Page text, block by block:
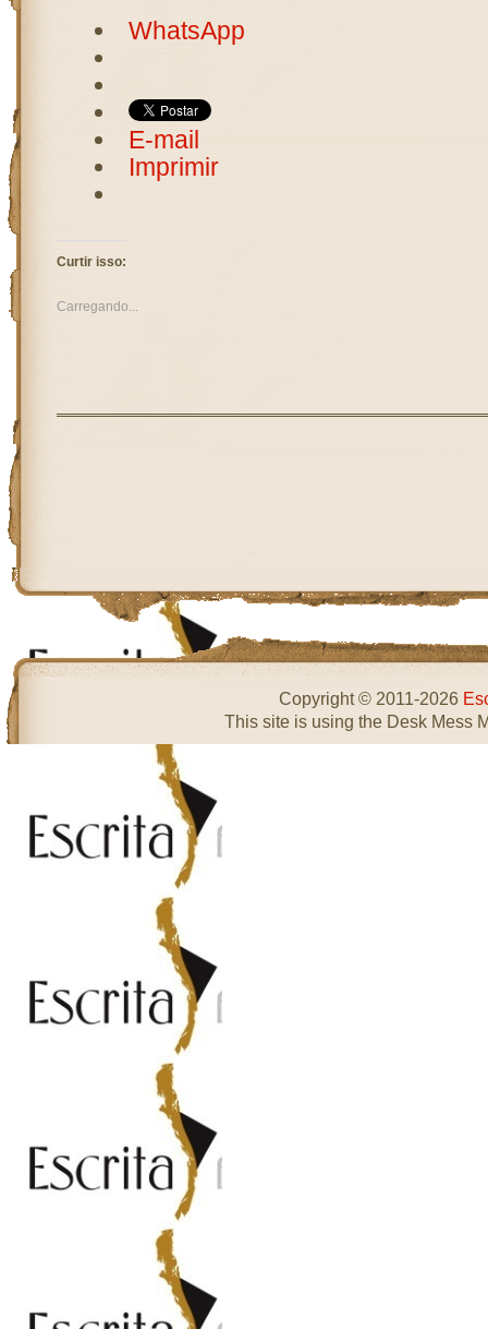
WhatsApp
E-mail
Imprimir
Curtir isso:
Carregando...
Copyright © 2011-2026
This site is using the Desk Mess